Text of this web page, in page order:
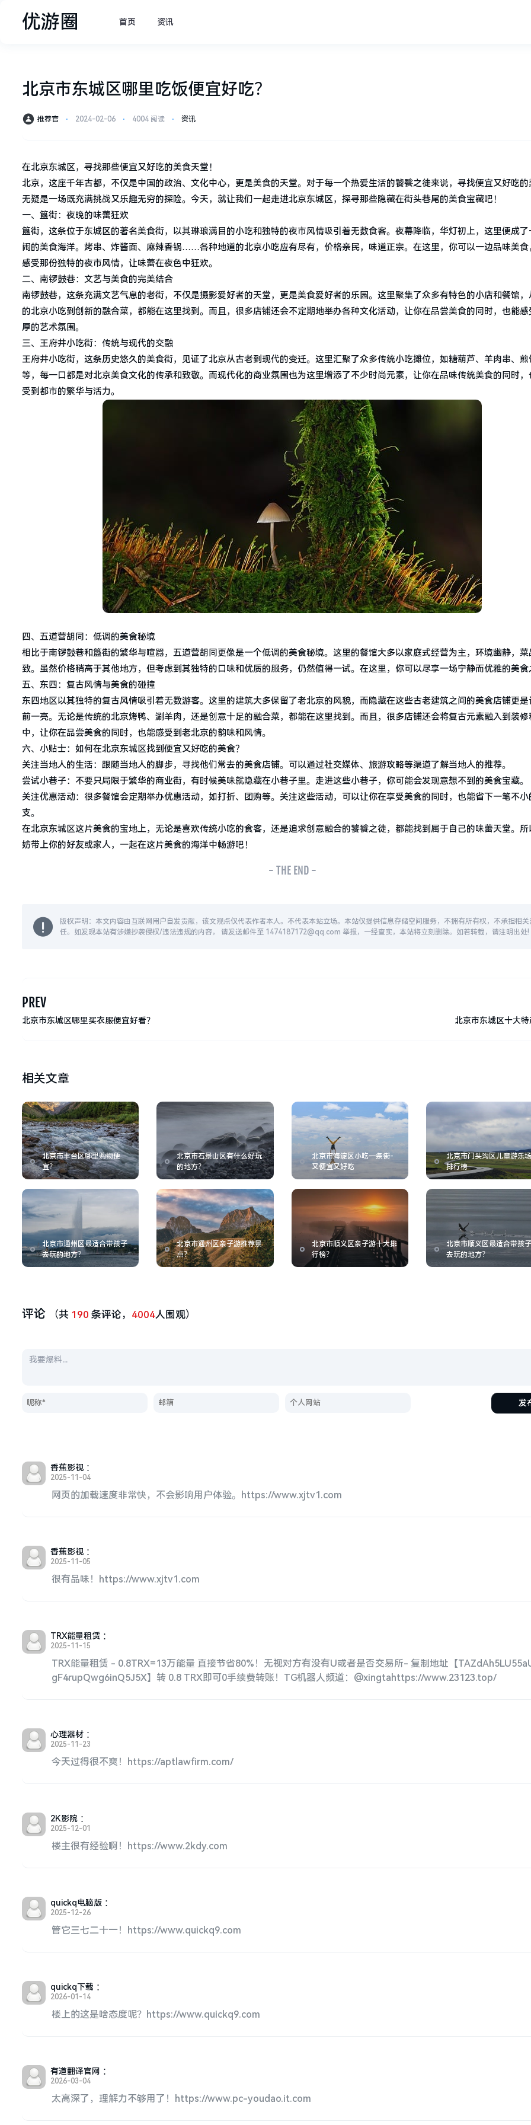
优游圈 首页 资讯
北京市东城区哪里吃饭便宜好吃？
推荐官 ⋅ 2024-02-06 ⋅ 4004 阅读 ⋅ 资讯
在北京东城区，寻找那些便宜又好吃的美食天堂！
北京，这座千年古都，不仅是中国的政治、文化中心，更是美食的天堂。对于每一个热爱生活的饕餮之徒来说，寻找便宜又好吃的
无疑是一场既充满挑战又乐趣无穷的探险。今天，就让我们一起走进北京东城区，探寻那些隐藏在街头巷尾的美食宝藏吧！
一、簋街：夜晚的味蕾狂欢
簋街，这条位于东城区的著名美食街，以其琳琅满目的小吃和独特的夜市风情吸引着无数食客。夜幕降临，华灯初上，这里便成了
闹的美食海洋。烤串、炸酱面、麻辣香锅……各种地道的北京小吃应有尽有，价格亲民，味道正宗。在这里，你可以一边品味美食
感受那份独特的夜市风情，让味蕾在夜色中狂欢。
二、南锣鼓巷：文艺与美食的完美结合
南锣鼓巷，这条充满文艺气息的老街，不仅是摄影爱好者的天堂，更是美食爱好者的乐园。这里聚集了众多有特色的小店和餐馆，
的北京小吃到创新的融合菜，都能在这里找到。而且，很多店铺还会不定期地举办各种文化活动，让你在品尝美食的同时，也能感
厚的艺术氛围。
三、王府井小吃街：传统与现代的交融
王府井小吃街，这条历史悠久的美食街，见证了北京从古老到现代的变迁。这里汇聚了众多传统小吃摊位，如糖葫芦、羊肉串、煎
等，每一口都是对北京美食文化的传承和致敬。而现代化的商业氛围也为这里增添了不少时尚元素，让你在品味传统美食的同时，
受到都市的繁华与活力。
四、五道营胡同：低调的美食秘境
相比于南锣鼓巷和簋街的繁华与喧嚣，五道营胡同更像是一个低调的美食秘境。这里的餐馆大多以家庭式经营为主，环境幽静，菜
致。虽然价格稍高于其他地方，但考虑到其独特的口味和优质的服务，仍然值得一试。在这里，你可以尽享一场宁静而优雅的美食
五、东四：复古风情与美食的碰撞
东四地区以其独特的复古风情吸引着无数游客。这里的建筑大多保留了老北京的风貌，而隐藏在这些古老建筑之间的美食店铺更是
前一亮。无论是传统的北京烤鸭、涮羊肉，还是创意十足的融合菜，都能在这里找到。而且，很多店铺还会将复古元素融入到装修
中，让你在品尝美食的同时，也能感受到老北京的韵味和风情。
六、小贴士：如何在北京东城区找到便宜又好吃的美食？
关注当地人的生活：跟随当地人的脚步，寻找他们常去的美食店铺。可以通过社交媒体、旅游攻略等渠道了解当地人的推荐。
尝试小巷子：不要只局限于繁华的商业街，有时候美味就隐藏在小巷子里。走进这些小巷子，你可能会发现意想不到的美食宝藏。
关注优惠活动：很多餐馆会定期举办优惠活动，如打折、团购等。关注这些活动，可以让你在享受美食的同时，也能省下一笔不小
支。
在北京东城区这片美食的宝地上，无论是喜欢传统小吃的食客，还是追求创意融合的饕餮之徒，都能找到属于自己的味蕾天堂。所
妨带上你的好友或家人，一起在这片美食的海洋中畅游吧！
- THE END -
版权声明：本文内容由互联网用户自发贡献，该文观点仅代表作者本人。不代表本站立场。本站仅提供信息存储空间服务，不拥有所有权，不承担相关
任。如发现本站有涉嫌抄袭侵权/违法违规的内容， 请发送邮件至 1474187172@qq.com 举报，一经查实，本站将立刻删除。如若转载，请注明出处!
PREV
北京市东城区哪里买衣服便宜好看？ 北京市东城区十大
相关文章
北京市丰台区哪里购物便
宜？
北京市石景山区有什么好玩
的地方？
北京市海淀区小吃一条街-
又便宜又好吃
北京市门头沟区儿童游乐场
排行榜
北京市通州区最适合带孩子
去玩的地方？
北京市通州区亲子游推荐景
点？
北京市顺义区亲子游十大排
行榜？
北京市顺义区最适合带孩子
去玩的地方？
评论 （共 190 条评论， 4004人围观）
发
香蕉影视 ：
2025-11-04
网页的加载速度非常快，不会影响用户体验。https://www.xjtv1.com
香蕉影视 ：
2025-11-05
很有品味！https://www.xjtv1.com
TRX能量租赁 ：
2025-11-15
TRX能量租赁 - 0.8TRX=13万能量 直接节省80%！无视对方有没有U或者是否交易所- 复制地址【
gF4rupQwg6inQ5J5X】转 0.8 TRX即可0手续费转账！TG机器人频道：@xingtahttps://www.23123.top/
心理器材 ：
2025-11-23
今天过得很不爽！https://aptlawfirm.com/
2K影院 ：
2025-12-01
楼主很有经验啊！https://www.2kdy.com
quickq电脑版 ：
2025-12-26
管它三七二十一！https://www.quickq9.com
quickq下载 ：
2026-01-14
楼上的这是啥态度呢？https://www.quickq9.com
有道翻译官网 ：
2026-03-04
太高深了，理解力不够用了！https://www.pc-youdao.it.com